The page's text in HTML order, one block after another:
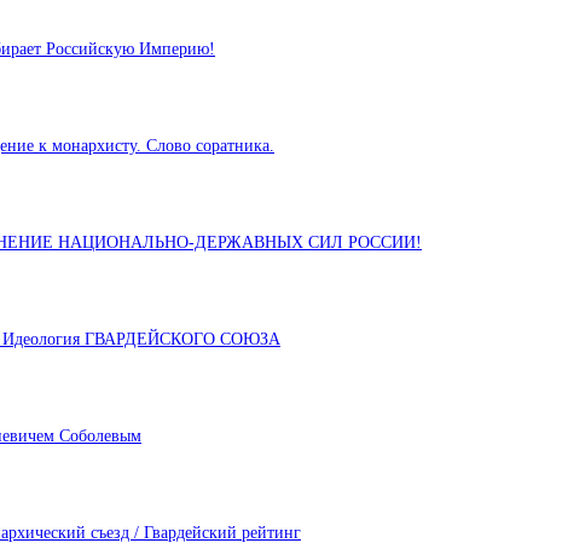
Российскую Империю!
монархисту. Слово соратника.
НАЦИОНАЛЬНО-ДЕРЖАВНЫХ СИЛ РОССИИ!
ГВАРДЕЙСКОГО СОЮЗА
Соболевым
съезд / Гвардейский рейтинг